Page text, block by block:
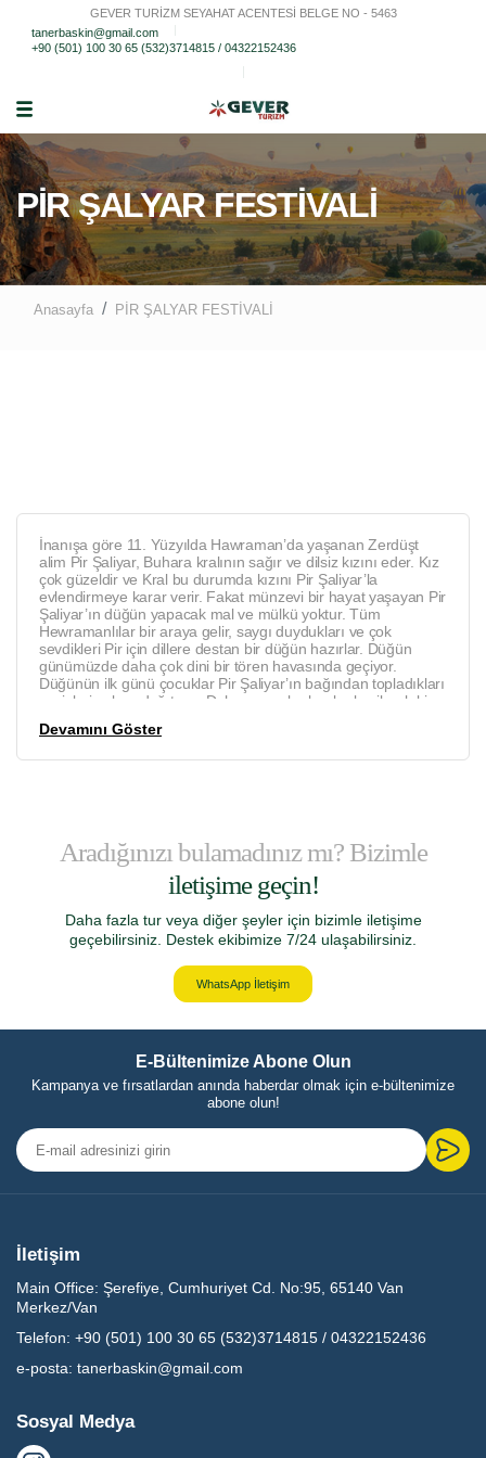
GEVER TURİZM SEYAHAT ACENTESİ BELGE NO - 5463
tanerbaskin@gmail.com
+90 (501) 100 30 65 (532)3714815 / 04322152436
PİR ŞALYAR FESTİVALİ
Anasayfa PİR ŞALYAR FESTİVALİ
İnanışa göre 11. Yüzyılda Hawraman’da yaşanan Zerdüşt
alim Pir Şaliyar, Buhara kralının sağır ve dilsiz kızını eder. Kız
çok güzeldir ve Kral bu durumda kızını Pir Şaliyar’la
evlendirmeye karar verir. Fakat münzevi bir hayat yaşayan Pir
Şaliyar’ın düğün yapacak mal ve mülkü yoktur. Tüm
Hewramanlılar bir araya gelir, saygı duydukları ve çok
sevdikleri Pir için dillere destan bir düğün hazırlar. Düğün
günümüzde daha çok dini bir tören havasında geçiyor.
Düğünün ilk günü çocuklar Pir Şaliyar’ın bağından topladıkları
cevizleri evlere dağıtıyor. Daha sonra kurbanlar kesilerek bir
için pişiriliyor. Pir Şaliyar düğünü zikir, sema ve gece
Devamını Göster
Aradığınızı bulamadınız mı? Bizimle
iletişime geçin!
Daha fazla tur veya diğer şeyler için bizimle iletişime
geçebilirsiniz. Destek ekibimize 7/24 ulaşabilirsiniz.
WhatsApp İletişim
E-Bültenimize Abone Olun
Kampanya ve fırsatlardan anında haberdar olmak için e-bültenimize
abone olun!
İletişim
Main Office: Şerefiye, Cumhuriyet Cd. No:95, 65140 Van
Merkez/Van
Telefon: +90 (501) 100 30 65 (532)3714815 / 04322152436
e-posta: tanerbaskin@gmail.com
Sosyal Medya